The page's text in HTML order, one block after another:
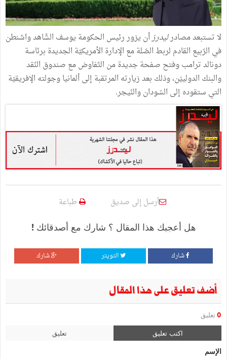
لا‭ ‬تستبعد‭ ‬مصادر ‭ ‬ليدرز
‬التي‭ ‬ستقوده‭ ‬إلى‭ ‬السّودان‭ ‬والنّيجر‭.‬
أرسل إلى صديق طباعة
هل أعجبك هذا المقال ؟ شارك مع أصدقائك !
شارك التويتر شارك
أضف تعليق على هذا المقال
0 تعليق
اكتب تعليق تعليق
الإسم